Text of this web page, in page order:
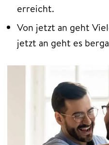
erreicht.
Von jetzt an geht
jetzt an geht es